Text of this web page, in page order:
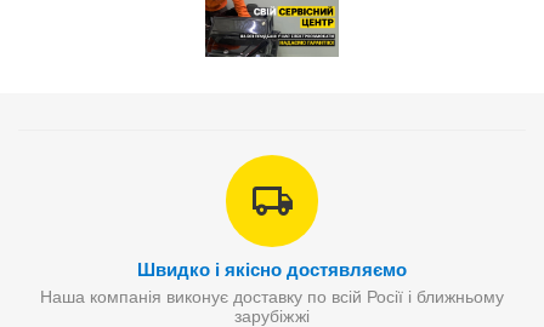
Швидко і якісно достявляємо
Наша компанія виконує доставку по всій Росії і ближньому
зарубіжжі